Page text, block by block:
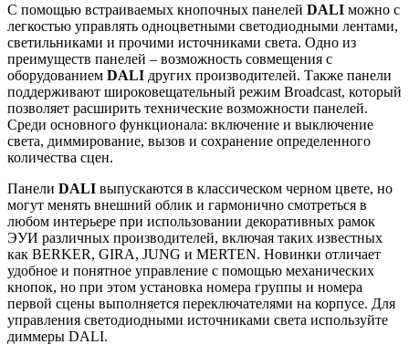
С помощью встраиваемых кнопочных панелей DALI можно с
легкостью управлять одноцветными светодиодными лентами,
светильниками и прочими источниками света. Одно из
преимуществ панелей – возможность совмещения с
оборудованием DALI других производителей. Также панели
поддерживают широковещательный режим Broadcast, который
позволяет расширить технические возможности панелей.
Среди основного функционала: включение и выключение
света, диммирование, вызов и сохранение определенного
количества сцен.
Панели DALI выпускаются в классическом черном цвете, но
могут менять внешний облик и гармонично смотреться в
любом интерьере при использовании декоративных рамок
ЭУИ различных производителей, включая таких известных
как BERKER, GIRA, JUNG и MERTEN. Новинки отличает
удобное и понятное управление с помощью механических
кнопок, но при этом установка номера группы и номера
первой сцены выполняется переключателями на корпусе. Для
управления светодиодными источниками света используйте
диммеры DALI.